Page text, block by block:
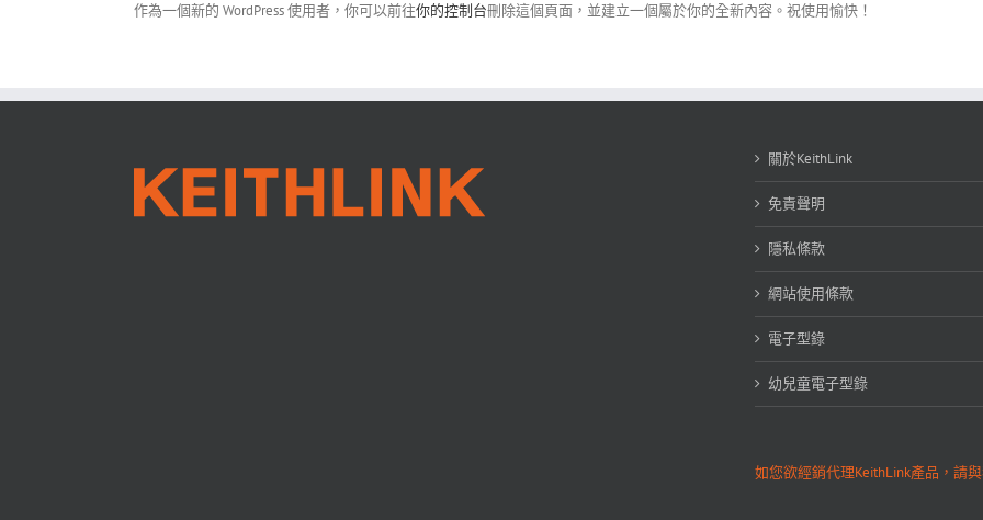
作為一個新的 WordPress 使用者，你可以前往你的控制台刪除這個頁面，並建立一個屬於你的全新內容。祝使用愉快！
關於KeithLink
免責聲明
隱私條款
網站使用條款
電子型錄
幼兒童電子型錄
如您欲經銷代理KeithLink產品，請